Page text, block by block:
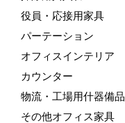
役員・応接用家具
パーテーション
オフィスインテリア
カウンター
物流・工場用什器備品
その他オフィス家具